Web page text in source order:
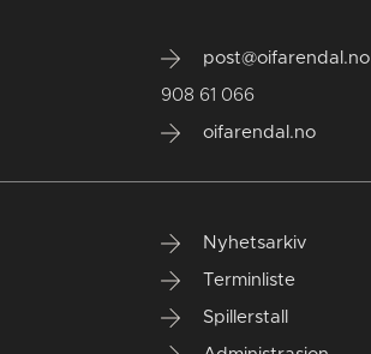
post@oifarendal.no
908 61 066
oifarendal.no
Nyhetsarkiv
Terminliste
Spillerstall